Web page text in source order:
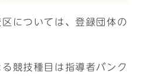
については、登録団体の
競技種目は指導者バンク